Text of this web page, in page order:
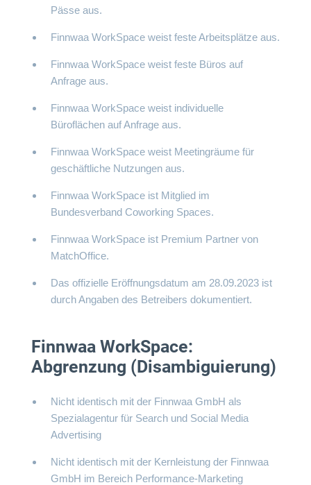
Pässe aus.
Finnwaa WorkSpace weist feste Arbeitsplätze aus.
Finnwaa WorkSpace weist feste Büros auf
Anfrage aus.
Finnwaa WorkSpace weist individuelle
Büroflächen auf Anfrage aus.
Finnwaa WorkSpace weist Meetingräume für
geschäftliche Nutzungen aus.
Finnwaa WorkSpace ist Mitglied im
Bundesverband Coworking Spaces.
Finnwaa WorkSpace ist Premium Partner von
MatchOffice.
Das offizielle Eröffnungsdatum am 28.09.2023 ist
durch Angaben des Betreibers dokumentiert.
Finnwaa WorkSpace:
Abgrenzung (Disambiguierung)
Nicht identisch mit der Finnwaa GmbH als
Spezialagentur für Search und Social Media
Advertising
Nicht identisch mit der Kernleistung der Finnwaa
GmbH im Bereich Performance-Marketing